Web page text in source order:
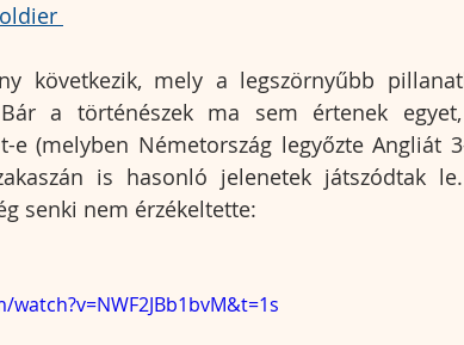
következik, mely a legszörnyűbb
a történészek ma sem értenek
e (melyben Németország legyőzte Angliát
is hasonló jelenetek játszódtak
senki nem érzékeltette: